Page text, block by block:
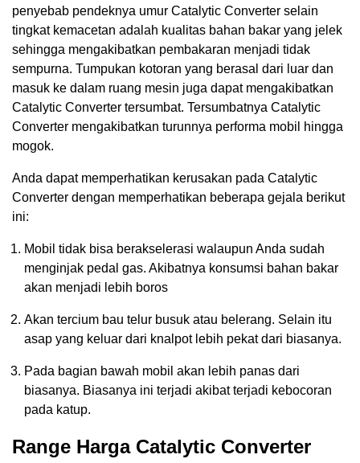
penyebab pendeknya umur Catalytic Converter selain
tingkat kemacetan adalah kualitas bahan bakar yang jelek
sehingga mengakibatkan pembakaran menjadi tidak
sempurna. Tumpukan kotoran yang berasal dari luar dan
masuk ke dalam ruang mesin juga dapat mengakibatkan
Catalytic Converter tersumbat. Tersumbatnya Catalytic
Converter mengakibatkan turunnya performa mobil hingga
mogok.
Anda dapat memperhatikan kerusakan pada Catalytic
Converter dengan memperhatikan beberapa gejala berikut
ini:
Mobil tidak bisa berakselerasi walaupun Anda sudah
menginjak pedal gas. Akibatnya konsumsi bahan bakar
akan menjadi lebih boros
Akan tercium bau telur busuk atau belerang. Selain itu
asap yang keluar dari knalpot lebih pekat dari biasanya.
Pada bagian bawah mobil akan lebih panas dari
biasanya. Biasanya ini terjadi akibat terjadi kebocoran
pada katup.
Range Harga Catalytic Converter